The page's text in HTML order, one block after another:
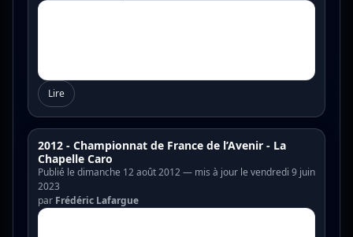
Lire
2012 - Championnat de France de l’Avenir - La
Chapelle Caro
Publié le dimanche 12 août 2012 — mis à jour le vendredi 9 juin
2023
par Frédéric Lafargue